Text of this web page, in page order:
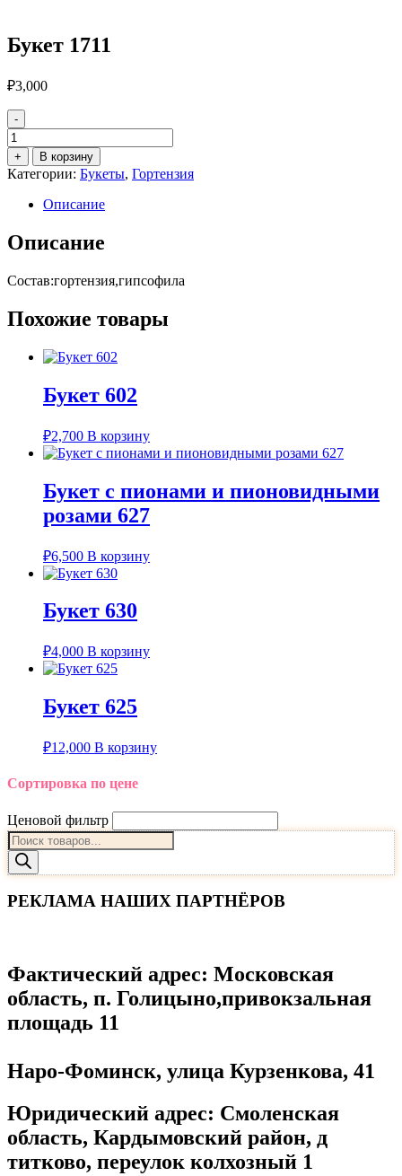
Букет 1711
₽3,000
-
Количество
товара
Букет
1711
+ В корзину
Категории: Букеты, Гортензия
Описание
Описание
Состав:гортензия,гипсофила
Похожие товары
Букет 602
₽2,700 В корзину
Букет с пионами и пионовидными
розами 627
₽6,500 В корзину
Букет 630
₽4,000 В корзину
Букет 625
₽12,000 В корзину
Сортировка по цене
Ценовой фильтр
Поиск
товаров
РЕКЛАМА НАШИХ ПАРТНЁРОВ
Фактический адрес: Московская
область, п. Голицыно,привокзальная
площадь 11
Наро-Фоминск, улица Курзенкова, 41
Юридический адрес: Смоленская
область, Кардымовский район, д
титково, переулок колхозный 1